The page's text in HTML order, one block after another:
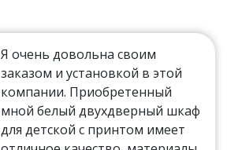
Я очень довольна своим
заказом и установкой в этой
компании. Приобретенный
мной белый двухдверный шкаф
для детской с принтом имеет